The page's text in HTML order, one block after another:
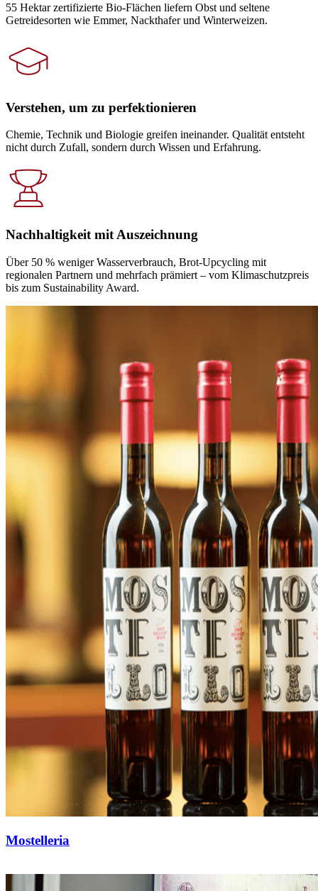
55 Hektar zertifizierte Bio-Flächen liefern Obst und seltene
Getreidesorten wie Emmer, Nackthafer und Winterweizen.
Verstehen, um zu perfektionieren
Chemie, Technik und Biologie greifen ineinander. Qualität entsteht
nicht durch Zufall, sondern durch Wissen und Erfahrung.
Nachhaltigkeit mit Auszeichnung
Über 50 % weniger Wasserverbrauch, Brot-Upcycling mit
regionalen Partnern und mehrfach prämiert – vom Klimaschutzpreis
bis zum Sustainability Award.
Mostelleria